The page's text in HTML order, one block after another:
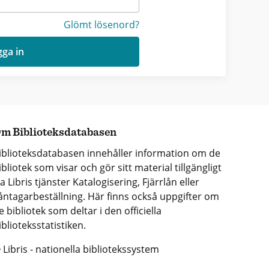
Glömt lösenord?
in
Biblioteksdatabasen
innehåller information om de
som visar och gör sitt material tillgängligt
Libris tjänster Katalogisering, Fjärrlån eller
Här finns också uppgifter om
bibliotek som deltar i den officiella
- nationella bibliotekssystem